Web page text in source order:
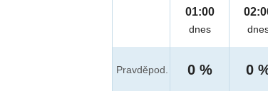
Pravděpod.
01:00
dnes
0 % 0